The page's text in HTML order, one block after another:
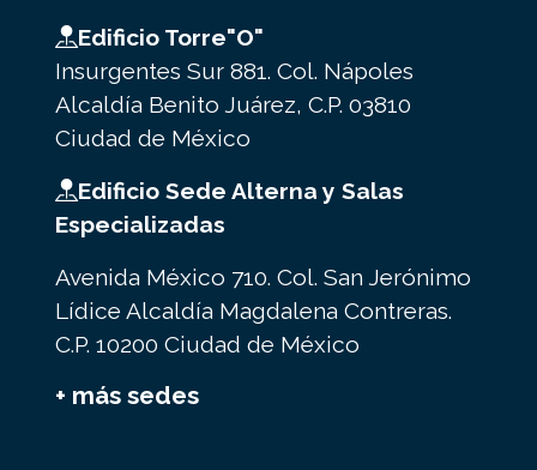
Edificio Torre"O"
Insurgentes Sur 881. Col. Nápoles
Alcaldía Benito Juárez, C.P. 03810
Ciudad de México
Edificio Sede Alterna y Salas
Especializadas
Avenida México 710. Col. San Jerónimo
Lídice Alcaldía Magdalena Contreras.
C.P. 10200 Ciudad de México
+ más sedes